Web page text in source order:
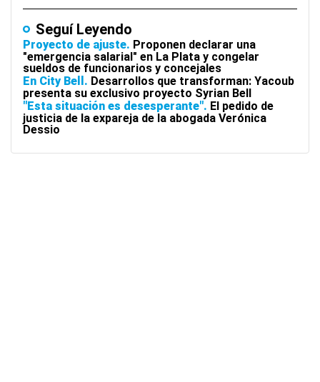
Seguí Leyendo
Proyecto de ajuste
Proponen declarar una
"emergencia salarial" en La Plata y congelar
sueldos de funcionarios y concejales
En City Bell
Desarrollos que transforman: Yacoub
presenta su exclusivo proyecto Syrian Bell
"Esta situación es desesperante"
El pedido de
justicia de la expareja de la abogada Verónica
Dessio